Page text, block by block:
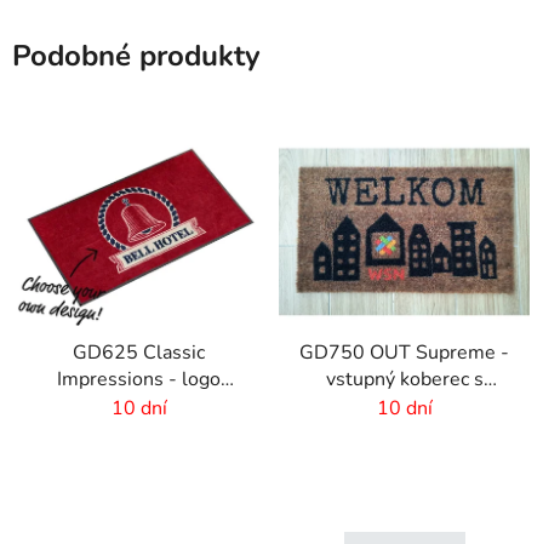
Podobné produkty
GD625 Classic
Impressions - logo
rohož s HD potlačou - 6
10 dní
GD750 OUT Supreme -
vstupný koberec s
vlastnou potlačou
10 dní